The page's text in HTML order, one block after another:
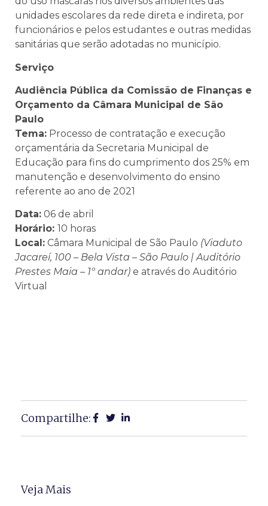
unidades escolares da rede direta e indireta, por
funcionários e pelos estudantes e outras medidas
sanitárias que serão adotadas no município.
Serviço
Audiência Pública da Comissão de Finanças e
Orçamento da Câmara Municipal de São
Paulo
Tema: Processo de contratação e execução
orçamentária da Secretaria Municipal de
Educação para fins do cumprimento dos 25% em
manutenção e desenvolvimento do ensino
referente ao ano de 2021
Data: 06 de abril
Horário: 10 horas
Local: Câmara Municipal de São Paulo (Viaduto
Jacareí, 100 – Bela Vista – São Paulo | Auditório
Prestes Maia – 1º andar) e através do Auditório
Virtual
Compartilhe:
Veja Mais